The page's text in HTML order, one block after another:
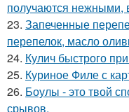
получаются нежными,
23. Запеченные
перепелок, масло
24. Кулич быстрого
25. Куриное Филе с
26. Боулы - это твой
срывов.